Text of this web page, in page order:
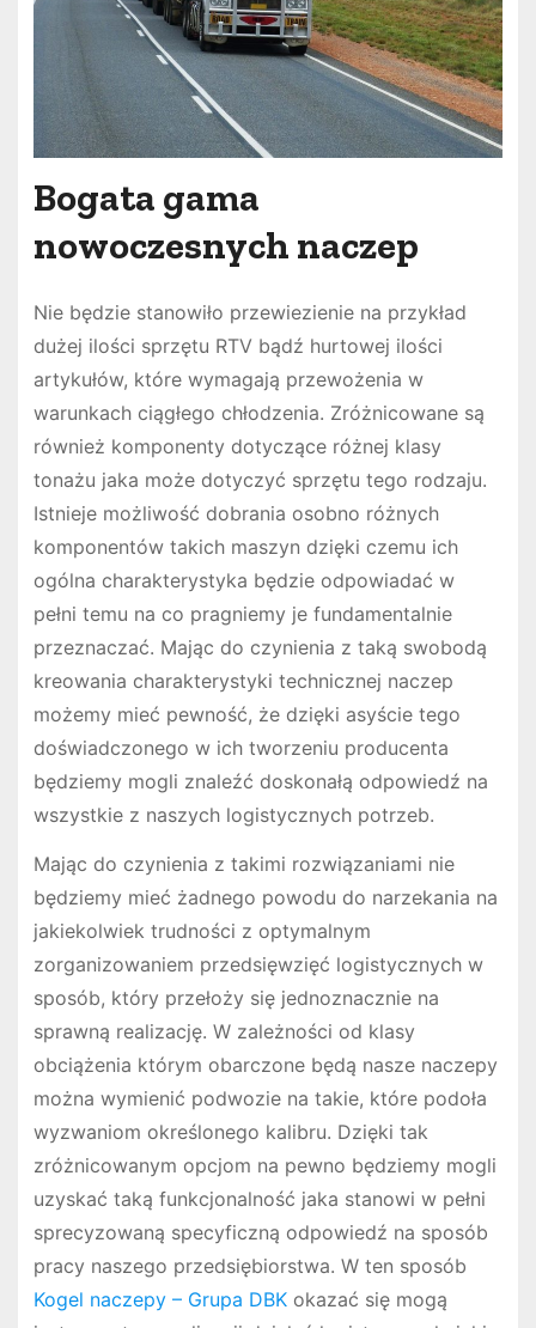
Bogata gama
nowoczesnych naczep
Nie będzie stanowiło przewiezienie na przykład
dużej ilości sprzętu RTV bądź hurtowej ilości
artykułów, które wymagają przewożenia w
warunkach ciągłego chłodzenia. Zróżnicowane są
również komponenty dotyczące różnej klasy
tonażu jaka może dotyczyć sprzętu tego rodzaju.
Istnieje możliwość dobrania osobno różnych
komponentów takich maszyn dzięki czemu ich
ogólna charakterystyka będzie odpowiadać w
pełni temu na co pragniemy je fundamentalnie
przeznaczać. Mając do czynienia z taką swobodą
kreowania charakterystyki technicznej naczep
możemy mieć pewność, że dzięki asyście tego
doświadczonego w ich tworzeniu producenta
będziemy mogli znaleźć doskonałą odpowiedź na
wszystkie z naszych logistycznych potrzeb.
Mając do czynienia z takimi rozwiązaniami nie
będziemy mieć żadnego powodu do narzekania na
jakiekolwiek trudności z optymalnym
zorganizowaniem przedsięwzięć logistycznych w
sposób, który przełoży się jednoznacznie na
sprawną realizację. W zależności od klasy
obciążenia którym obarczone będą nasze naczepy
można wymienić podwozie na takie, które podoła
wyzwaniom określonego kalibru. Dzięki tak
zróżnicowanym opcjom na pewno będziemy mogli
uzyskać taką funkcjonalność jaka stanowi w pełni
sprecyzowaną specyficzną odpowiedź na sposób
pracy naszego przedsiębiorstwa. W ten sposób
Kogel naczepy – Grupa DBKokazać się mogą